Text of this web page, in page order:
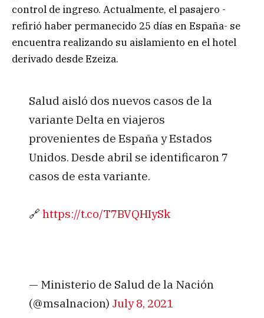
control de ingreso. Actualmente, el pasajero -
refirió haber permanecido 25 días en España- se
encuentra realizando su aislamiento en el hotel
derivado desde Ezeiza.
Salud aisló dos nuevos casos de la
variante Delta en viajeros
provenientes de España y Estados
Unidos. Desde abril se identificaron 7
casos de esta variante.
🔗 https://t.co/T7BVQHIySk
— Ministerio de Salud de la Nación
(@msalnacion) July 8, 2021